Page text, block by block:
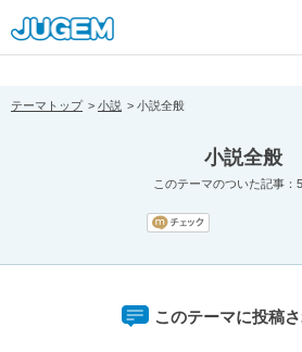
[pear_error: message="Success" code=0
prefix="" info=""]
テーマトップ 小説 小説全般
小説全般
このテーマのついた記事：
このテーマに投稿